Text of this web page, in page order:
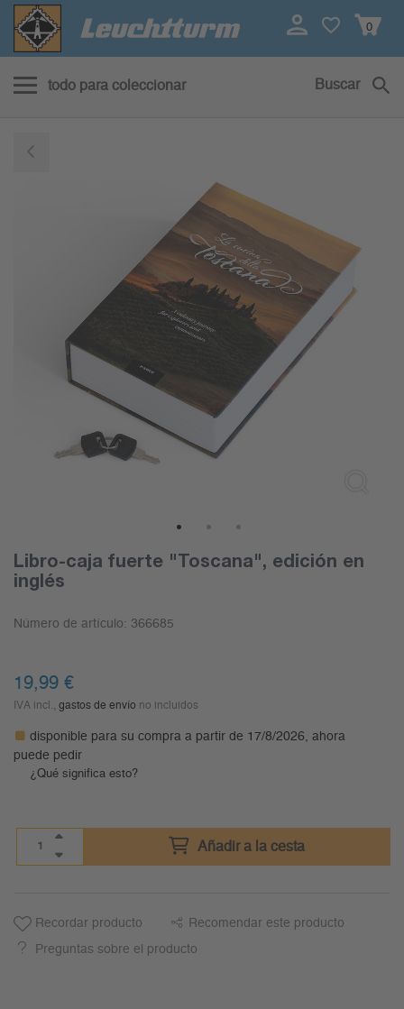
0
todo para coleccionar Buscar
Libro-caja fuerte "Toscana", edición en
inglés
Número de artículo: 366685
19,99 €
IVA incl., gastos de envío no incluidos
disponible para su compra a partir de 17/8/2026, ahora
puede pedir
¿Qué significa esto?
Añadir a la cesta
Recordar producto Recomendar este producto
Preguntas sobre el producto